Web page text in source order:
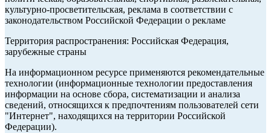
культурно-просветительская, реклама в соответствии с
законодательством Российской Федерации о рекламе
Территория распространения: Российская Федерация,
зарубежные страны
На информационном ресурсе применяются рекомендательные
технологии (информационные технологии предоставления
информации на основе сбора, систематизации и анализа
сведений, относящихся к предпочтениям пользователей сети
"Интернет", находящихся на территории Российской
Федерации).